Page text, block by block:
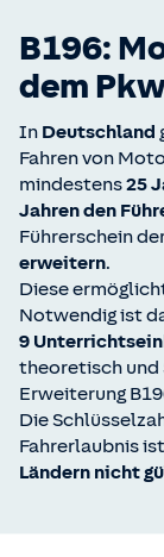
B196:
dem
In Deutschland
Fahren von
mindestens25
Jahren den
Führerschein
erweitern.
Diese
Notwendig ist
9
theoretisch und
Erweiterung
Die
Fahrerlaubnis
Ländern nicht